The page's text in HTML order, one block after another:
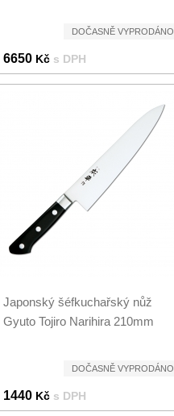
DOČASNĚ VYPRODÁNO
6650 Kč s DPH
Japonský šéfkuchařský nůž
Gyuto Tojiro Narihira 210mm
DOČASNĚ VYPRODÁNO
1440 Kč s DPH